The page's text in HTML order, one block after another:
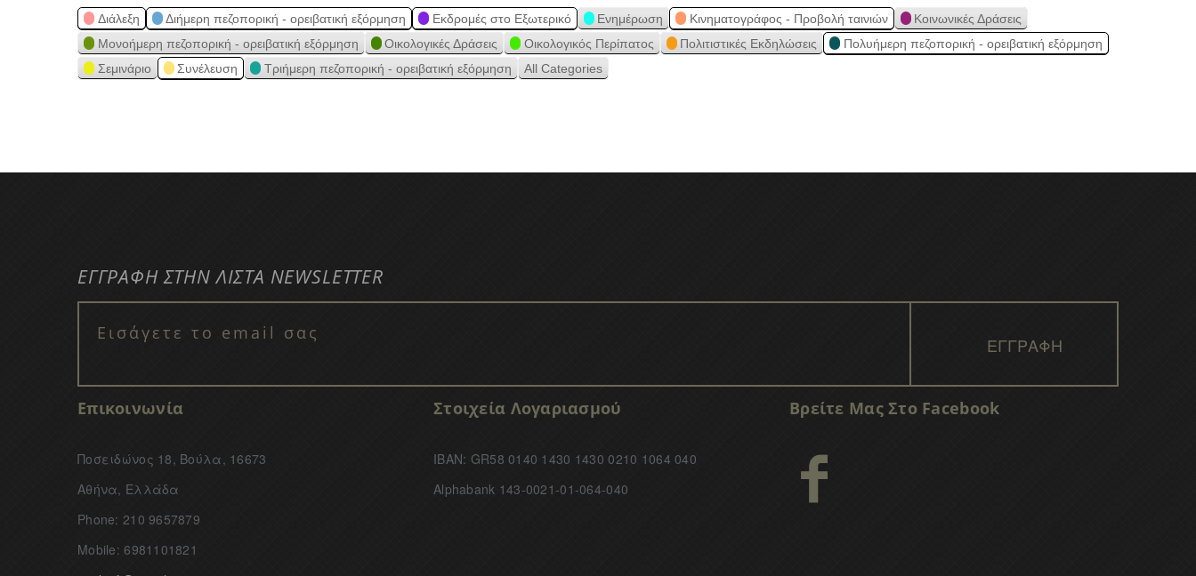
Διάλεξη Διήμερη πεζοπορική - ορειβατική εξόρμηση Εκδρομές στο Εξωτερικό Ενημέρωση Κινηματογράφος - Προβολή ταινιών
Κοινωνικές Δράσεις
Μονοήμερη πεζοπορική - ορειβατική εξόρμηση
Οικολογικές Δράσεις Οικολογικός Περίπατος Πολιτιστικές Εκδηλώσεις
Πολυήμερη πεζοπορική - ορειβατική εξόρμηση
Σεμινάριο
Συνέλευση Τριήμερη πεζοπορική - ορειβατική εξόρμηση All Categories
ΕΓΓΡΑΦΗ ΣΤΗΝ ΛΙΣΤΑ NEWSLETTER
Επικοινωνία
Ποσειδώνος 18, Βούλα, 16673
Αθήνα, Ελλάδα
Phone: 210 9657879
Mobile: 6981101821
Στοιχεία Λογαριασμού
IBAN: GR58 0140 1430 1430 0210 1064 040
Alphabank 143-0021-01-064-040
Βρείτε Μας Στο Facebook